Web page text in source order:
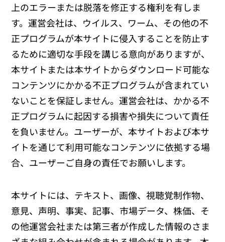
上のエラーまたは脱落を修正する権利を有しま
す。運営会社は、ウイルス、ワーム、その他の不
正プログラムが本サイトに侵入することを防止す
るために適切な手段を講じる意向がありますが、
本サイトまたは本サイトからダウンロード可能な
コンテンツにかかる不正プログラムが含まれてい
ないことを保証しません。運営会社は、かかる不
正プログラムに起因する損害や損失について責任
を負いません。ユーザーが、本サイトおよび本サ
イトを通じて利用可能なコンテンツに依拠する場
合、ユーザーご自身の責任でお願いします。
本サイトには、テキスト、画像、視聴覚制作物、
意見、声明、事実、記事、市場データ、株価、そ
の他運営会社または第三者が作成した情報のさま